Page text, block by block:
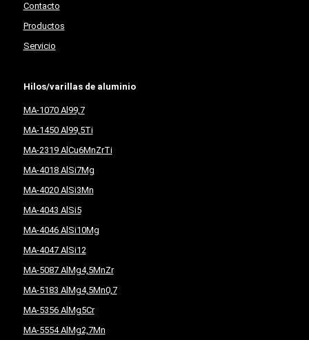
Contacto
Productos
Servicio
Hilos/varillas de aluminio
MA-1070 Al99,7
MA-1450 Al99,5Ti
MA-2319 AlCu6MnZrTi
MA-4018 AlSi7Mg
MA-4020 AlSi3Mn
MA-4043 AlSi5
MA-4046 AlSi10Mg
MA-4047 AlSi12
MA-5087 AlMg4,5MnZr
MA-5183 AlMg4,5Mn0,7
MA-5356 AlMg5Cr
MA-5554 AlMg2,7Mn